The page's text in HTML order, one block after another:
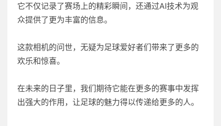
它不仅记录了赛场上的精彩瞬间，还通过AI技术为观
众提供了更为丰富的信息。
这款相机的问世，无疑为足球爱好者们带来了更多的
欢乐和惊喜。
在未来的日子里，我们期待它能在更多的赛事中发挥
出强大的作用，让足球的魅力得以传递给更多的人。